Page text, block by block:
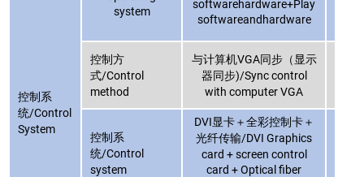
控制系
统/Control
System
system
softwarehardware+Play
softwareandhardware
控制方
式/Control
method
与计算机VGA同步（显示
器同步)/Sync control
with computer VGA
控制系
统/Control
system
DVI显卡＋全彩控制卡＋
光纤传输/DVI Graphics
card + screen control
card + Optical fiber